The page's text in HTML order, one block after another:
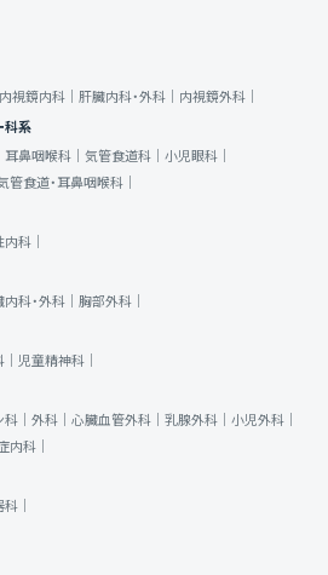
内視鏡内科｜ 肝臓内科・外科｜ 内視鏡外科｜
科系
耳鼻咽喉科｜ 気管食道科｜ 小児眼科｜
管食道・耳鼻咽喉科｜
科｜
科・外科｜ 胸部外科｜
児童精神科｜
｜ 外科｜ 心臓血管外科｜ 乳腺外科｜ 小児外科｜
内科｜
｜